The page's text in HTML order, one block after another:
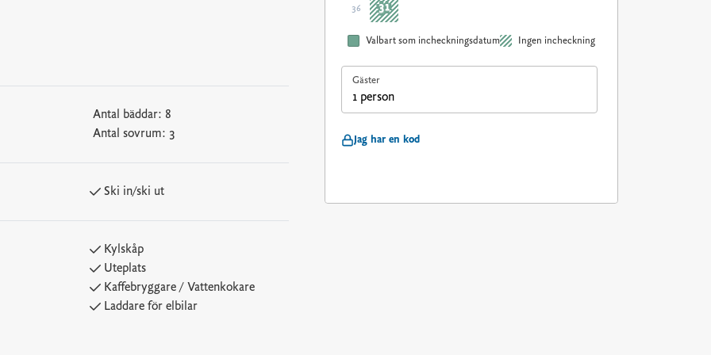
anpassade för en fantastisk
kan incheckningen ske senare än kl 16).
du vill ta med hund måste du välja en av
Antal bäddar: 8
Antal sovrum: 3
Ski in/ski ut
Kylskåp
Uteplats
Kaffebryggare / Vattenkokare
Laddare för elbilar
36 31
Valbart som incheckningsdatum Ingen incheckning
Gäster
1 person
Jag har en kod